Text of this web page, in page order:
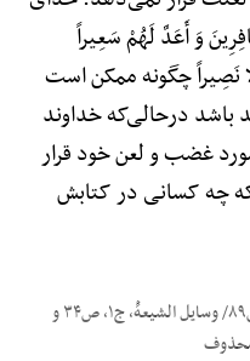
وَ أَعَدَّ لَهُمْ سَعِیراً
نَصِیراً چگونه ممکن است
باشد درحالی‌که خداوند
مورد غضب و لعن خود قرار
چه کسانی در کتابش
الکافی، ج۲، ص۳۱/ بحار الأنوار، ج۶۶، ص۸۹/ وسایل الشیعهًْ، ج۱، ص۳۴ و
محذوف